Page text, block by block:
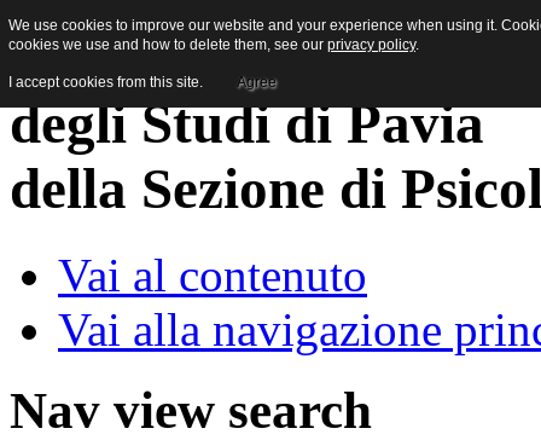
della Sezione di
Vai al contenuto
Vai alla navigazione
Nav view search
We use cookies to improve our website and your experience when using it.
cookies we use and how to delete them, see our privacy policy.
I accept cookies from this site. Agree